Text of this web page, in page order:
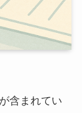
含まれてい